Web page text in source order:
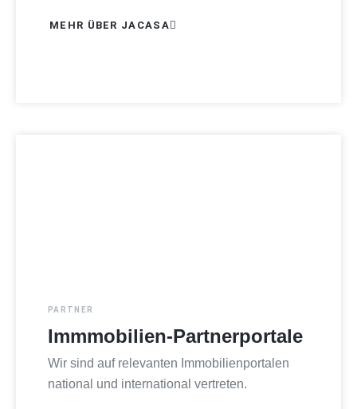
MEHR ÜBER JACASA
PARTNER
Immmobilien-Partnerportale
Wir sind auf relevanten Immobilienportalen
national und international vertreten.